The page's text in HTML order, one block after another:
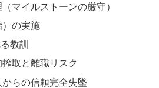
マイルストーンの厳守）
）の実施
教訓
取と離職リスク
らの信頼完全失墜